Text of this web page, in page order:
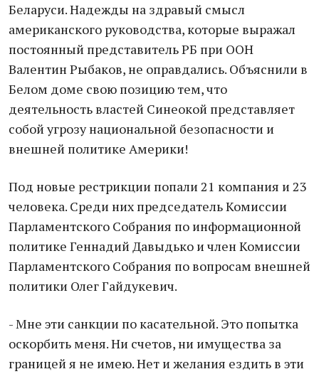
Беларуси. Надежды на здравый смысл
американского руководства, которые выражал
постоянный представитель РБ при ООН
Валентин Рыбаков, не оправдались. Объяснили в
Белом доме свою позицию тем, что
деятельность властей Синеокой представляет
собой угрозу национальной безопасности и
внешней политике Америки!
Под новые рестрикции попали 21 компания и 23
человека. Среди них председатель Комиссии
Парламентского Собрания по информационной
политике Геннадий Давыдько и член Комиссии
Парламентского Собрания по вопросам внешней
политики Олег Гайдукевич.
- Мне эти санкции по касательной. Это попытка
оскорбить меня. Ни счетов, ни имущества за
границей я не имею. Нет и желания ездить в эти